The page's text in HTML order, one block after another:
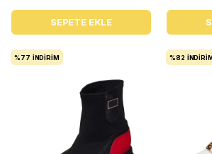
SEPETE EKLE
%77 İNDIRIM %82